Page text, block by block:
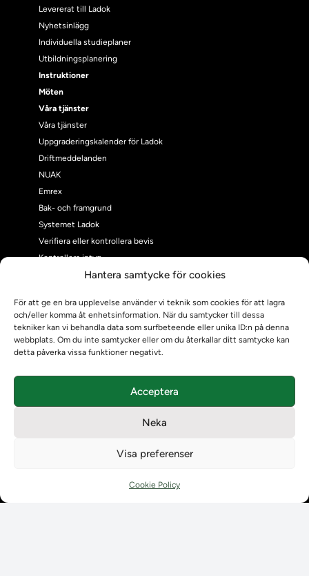
Hantera samtycke för cookies
För att ge en bra upplevelse använder vi teknik som cookies för att lagra
och/eller komma åt enhetsinformation. När du samtycker till dessa
tekniker kan vi behandla data som surfbeteende eller unika ID:n på denna
webbplats. Om du inte samtycker eller om du återkallar ditt samtycke kan
detta påverka vissa funktioner negativt.
Acceptera
Neka
Visa preferenser
Cookie Policy
Levererat till Ladok
Nyhetsinlägg
Individuella studieplaner
Utbildningsplanering
Instruktioner
Möten
Våra tjänster
Våra tjänster
Uppgraderingskalender för Ladok
Driftmeddelanden
NUAK
Emrex
Bak- och framgrund
Systemet Ladok
Verifiera eller kontrollera bevis
Kontrollera intyg
Om Ladokkonsortiet
Ladokkonsortiet internationellt
Vision, strategi och produktplan
Teamens sammansättning och arbetet på Ladokkonsortiet
Användarkontakter
Policyer och dokument
Kontaktuppgifter till lärosätenas Ladoksupport
Kontaktuppgifter till Ladokkonsortiet